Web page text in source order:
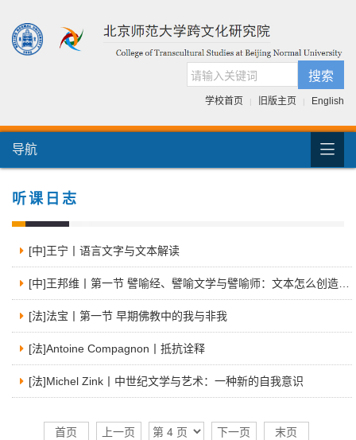
搜索
学校首页 | 旧版主页 | English
导航 
首页
国际交流
人才培养
科研项目
数字跨文化工作站
听课日志
[中]王宁丨语言文字与文本解读
[中]王邦维丨第一节 譬喻经、譬喻文学与譬喻师：文本怎么创造与传承？（一）
[法]法宝丨第一节 早期佛教中的我与非我
[法]Antoine Compagnon丨抵抗诠释
[法]Michel Zink丨中世纪文学与艺术：一种新的自我意识
首页 上一页 下一页 末页